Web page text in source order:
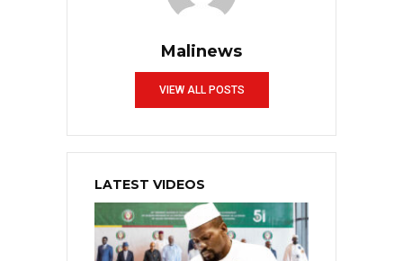
Malinews
VIEW ALL POSTS
LATEST VIDEOS